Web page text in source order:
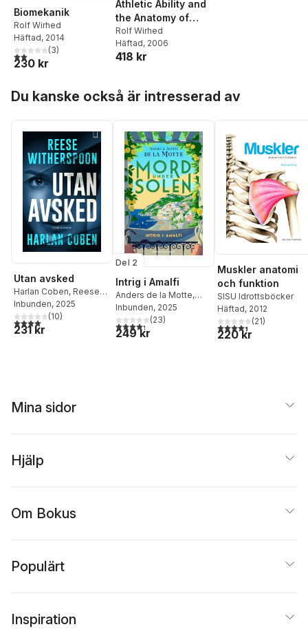
Biomekanik
Rolf Wirhed
Häftad, 2014
2,0utav 5 stjärnor. Totalt antal röster:
(3)
230 kr
Athletic Ability and
the Anatomy of
Motion
Rolf Wirhed
Häftad, 2006
418 kr
Du kanske också är intresserad av
Utan avsked
Harlan Coben, Reese
Witherspoon
Inbunden, 2025
4,0utav 5 stjärnor. Totalt antal röster:
(10)
231 kr
Del 2
Intrig i Amalfi
Anders de la Motte,
Anette de la Motte
Inbunden, 2025
4,3utav 5 stjärnor. Totalt antal röster:
(23)
249 kr
Muskler anatomi
och funktion
SISU Idrottsböcker
Häftad, 2012
4,4utav 5 stjärnor.
(21)
220 kr
Mina sidor
Hjälp
Om Bokus
Populärt
Inspiration